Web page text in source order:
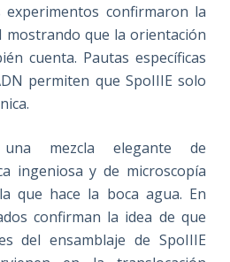
experimentos confirmaron la
mostrando que la orientación
cuenta. Pautas específicas
permiten que SpoIIIE solo
mezcla elegante de
ingeniosa y de microscopía
que hace la boca agua. En
confirman la idea de que
del ensamblaje de SpoIIIE